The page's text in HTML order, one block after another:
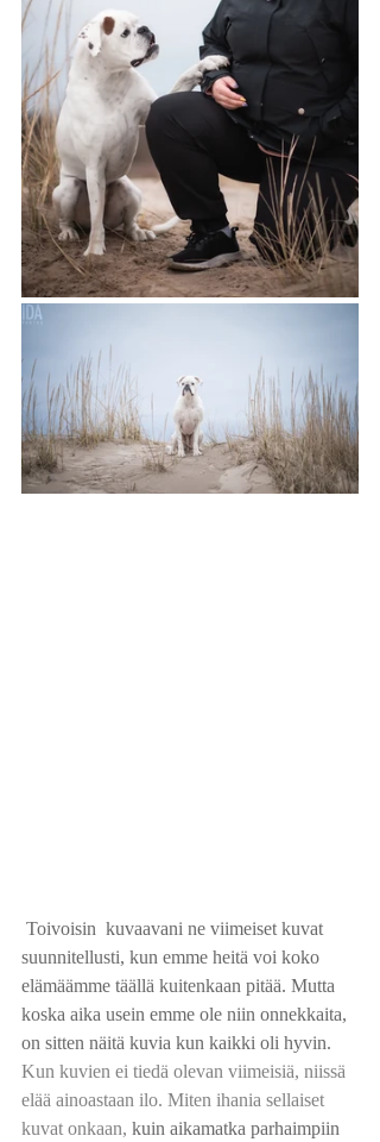
suunnitellusti, kun emme heitä voi koko
elämäämme täällä kuitenkaan pitää. Mutta
koska aika usein emme ole niin onnekkaita,
on sitten näitä kuvia kun kaikki oli hyvin.
Kun kuvien ei tiedä olevan viimeisiä, niissä
elää ainoastaan ilo. Miten ihania sellaiset
kuvat onkaan, kuin aikamatka parhaimpiin